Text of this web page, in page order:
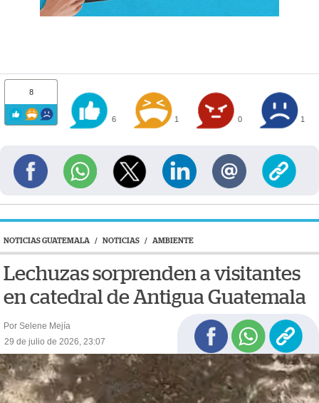
8
6 1 0 1
NOTICIAS GUATEMALA / NOTICIAS / AMBIENTE
Lechuzas sorprenden a visitantes
en catedral de Antigua Guatemala
Por Selene Mejía
29 de julio de 2026, 23:07